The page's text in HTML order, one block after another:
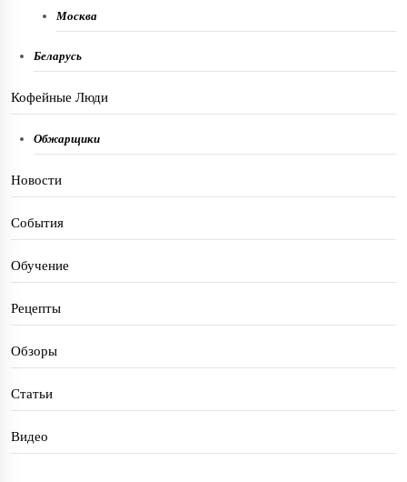
Москва
Беларусь
Кофейные Люди
Обжарщики
Новости
События
Обучение
Рецепты
Обзоры
Статьи
Видео